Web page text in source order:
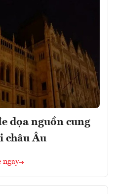
dọa nguồn cung
châu Âu
ngay